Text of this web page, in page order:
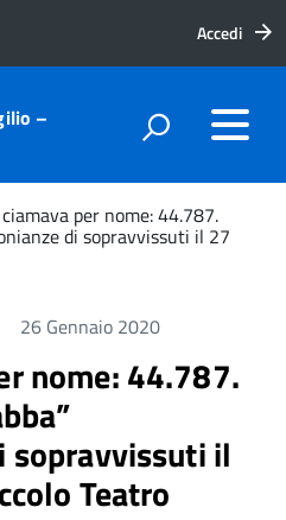
Accedi
–
ciamava per nome: 44.787.
di sopravvissuti il 27
26 Gennaio 2020
nome: 44.787.
sopravvissuti il
Teatro